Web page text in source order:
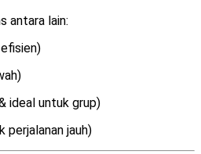
antara lain:
ideal untuk grup)
perjalanan jauh)